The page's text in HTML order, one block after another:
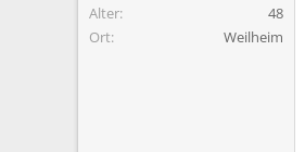
Alter
48
Ort
Weilheim